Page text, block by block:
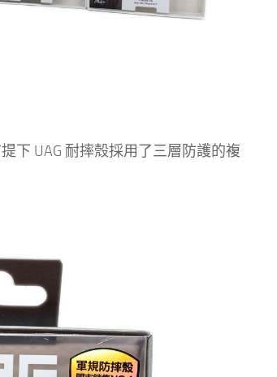
下 UAG 耐摔殼採用了三層防護的複